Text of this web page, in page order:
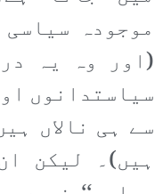
موجودہ
(اور وہ یہ
سیاستدانوں
سے ہی نالاں
ہیں)۔ لیکن